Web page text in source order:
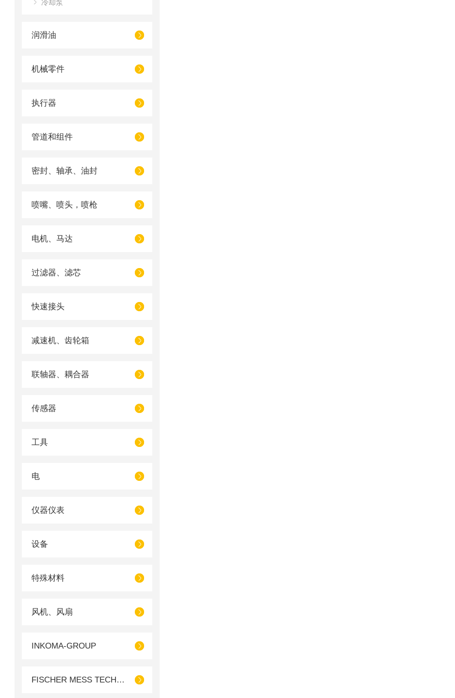
冷却泵
润滑油
机械零件
执行器
管道和组件
密封、轴承、油封
喷嘴、喷头，喷枪
电机、马达
过滤器、滤芯
快速接头
减速机、齿轮箱
联轴器、耦合器
传感器
工具
电
仪器仪表
设备
特殊材料
风机、风扇
INKOMA-GROUP
FISCHER MESS TECHNIK